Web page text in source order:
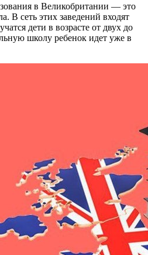
в Великобритании — это
В сеть этих заведений входят
дети в возрасте от двух до
школу ребенок идет уже в